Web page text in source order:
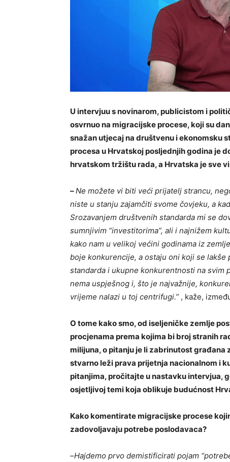
U intervjuu s novinarom, publicistom i
osvrnuo na migracijske procese, koji su
snažan utjecaj na društvenu i ekonomsku
procesa u Hrvatskoj posljednjih godina je
hrvatskom tržištu rada, a Hrvatska je sve
–Ne možete vi biti veći prijatelj strancu,
niste u stanju zajamčiti svome čovjeku, a
Srozavanjem društvenih standarda mi se
sumnjivim “investitorima”, ali i najnižem
kako nam u velikoj većini godinama iz
boje konkurencije, a ostaju oni koji se
standarda i ukupne konkurentnosti na svim
nema uspješnog i, što je najvažnije,
vrijeme nalazi u toj centrifugi.” , kaže,
O tome kako smo, od iseljeničke zemlje
procjenama prema kojima bi broj stranih
milijuna, o pitanju je li zabrinutost
stvarno leži prava prijetnja nacionalnom i
pitanjima, pročitajteunastavku intervjua,
osjetljivoj temi koja oblikuje budućnost
Kako komentirate migracijske procese
zadovoljavaju potrebe poslodavaca?
–Hajdemo prvo demistificirati pojam